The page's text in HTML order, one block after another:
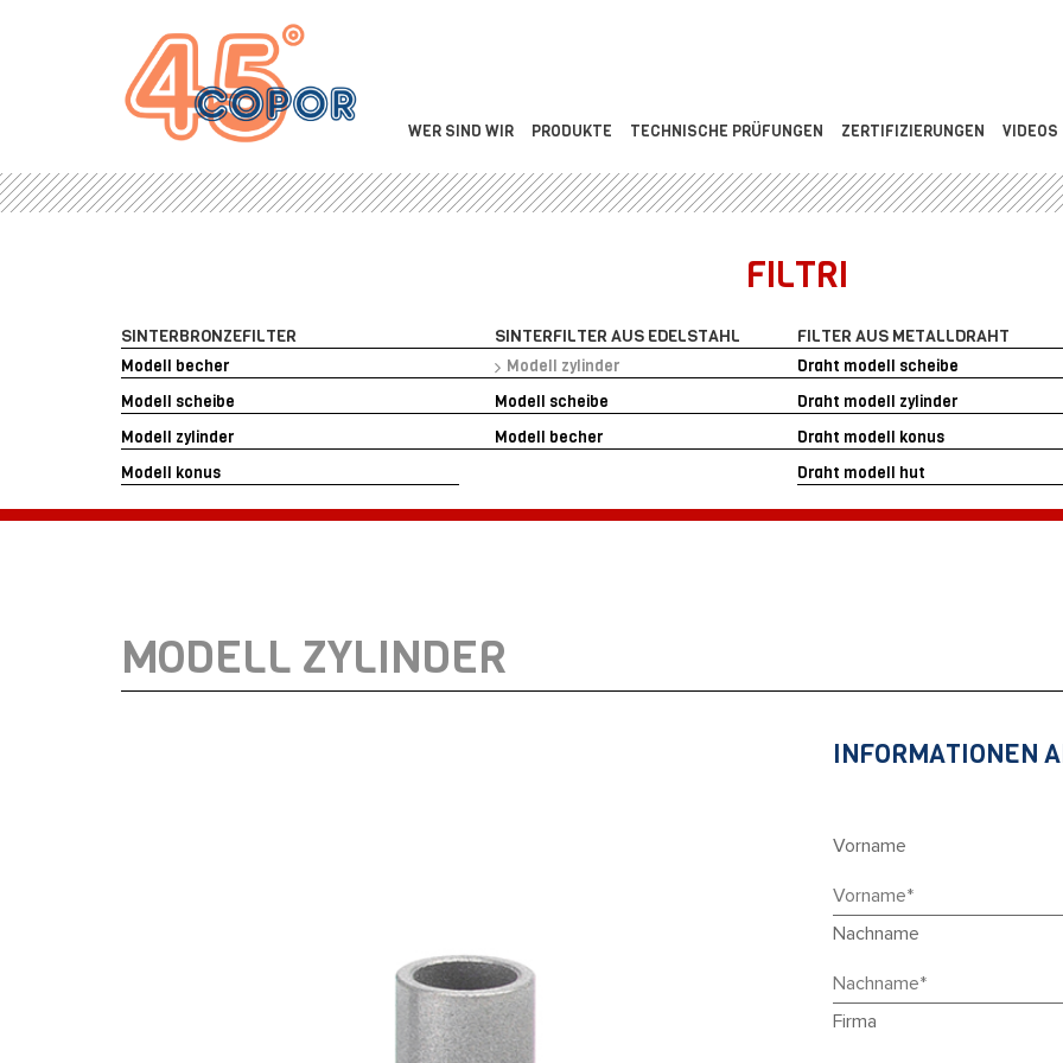
WER SIND WIR PRODUKTE TECHNISCHE PRÜFUNGEN ZERTIFIZIERUNGEN VIDEOS
FILTRI
SINTERBRONZEFILTER
Modell becher
Modell scheibe
Modell zylinder
Modell konus
SINTERFILTER AUS EDELSTAHL
Modell zylinder
Modell scheibe
Modell becher
FILTER AUS METALLDRAHT
Draht modell scheibe
Draht modell zylinder
Draht modell konus
Draht modell hut
MODELL ZYLINDER
INFORMATIONEN
Vorname
Nachname
Firma